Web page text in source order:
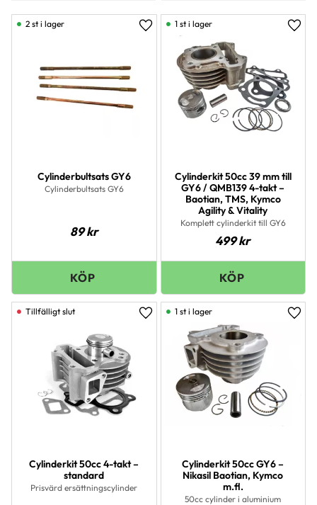
Cylinderbultsats GY6
Cylinderbultsats GY6
89kr
Lägg till i favoriter
2 st i lager
Cylinderkit 50cc 39 mm till
GY6 / QMB139 4-takt –
Baotian, TMS, Kymco
Agility & Vitality
Komplett cylinderkit till GY6
499kr
1 st i lager
Cylinderkit 50cc 4-takt –
standard
Prisvärd ersättningscylinder
Lägg till i favoriter
Cylinderkit 50cc GY6 –
Nikasil Baotian, Kymco
m.fl.
50cc cylinder i aluminium
1 st i lager